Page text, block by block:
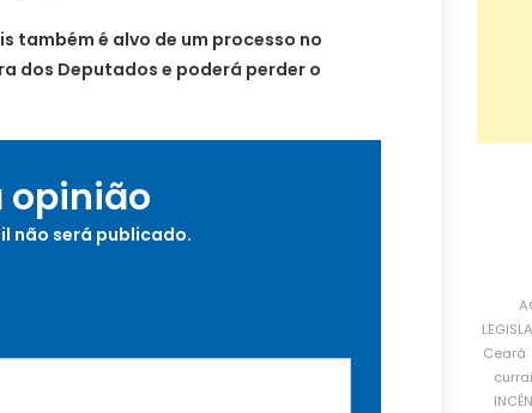
também é alvo de um processo no
dos Deputados e poderá perder o
opinião
não será publicado.
Ceará